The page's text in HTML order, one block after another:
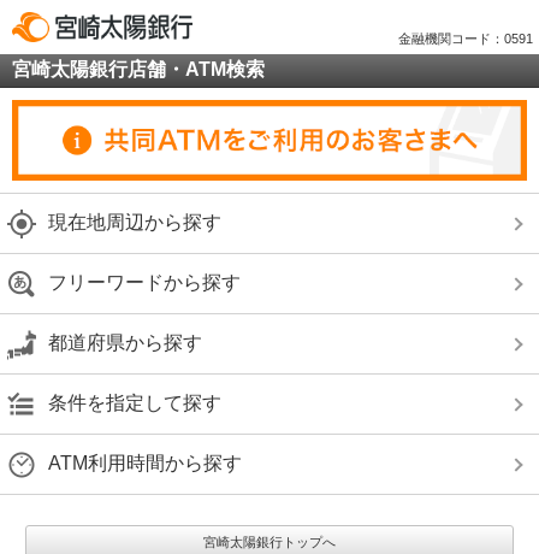
金融機関コード：0591
宮崎太陽銀行店舗・ATM検索
現在地周辺から探す
フリーワードから探す
都道府県から探す
条件を指定して探す
ATM利用時間から探す
宮崎太陽銀行トップへ